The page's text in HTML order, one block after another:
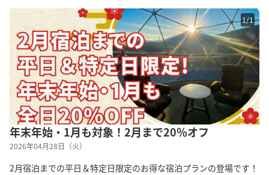
1/1
年末年始・1月も対象！2月まで20％オフ
2026年04月28日（火）
2月宿泊までの平日＆特定日限定のお得な宿泊プランの登場です！